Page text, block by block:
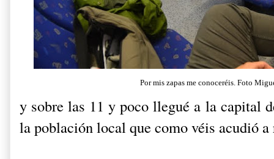
Por mis zapas me conoceréis. Foto
y sobre las 11 y poco llegué a la capital
la población local que como véis acudió